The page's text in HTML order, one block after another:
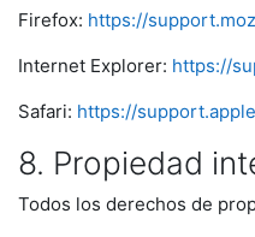
Firefox: https://
Internet Explorer: https://
Safari: https://
8. Propiedad
Todos los derechos de